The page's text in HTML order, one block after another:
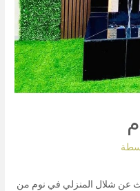
عن شلال المنزلي في نوم من